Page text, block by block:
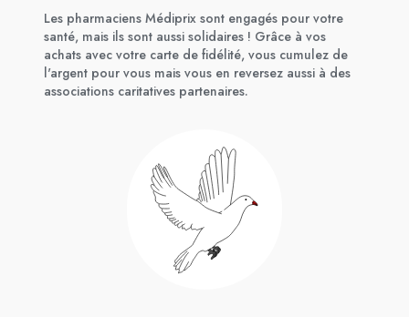
Les pharmaciens Médiprix sont engagés pour votre
santé, mais ils sont aussi solidaires ! Grâce à vos
achats avec votre carte de fidélité, vous cumulez de
l'argent pour vous mais vous en reversez aussi à des
associations caritatives partenaires.